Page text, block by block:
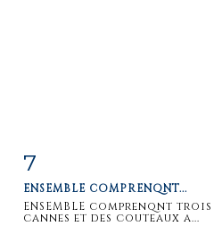
7
ENSEMBLE COMPRENQNT...
ENSEMBLE comprenqnt trois
cannes et des couteaux a...